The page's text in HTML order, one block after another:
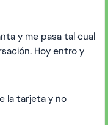
y me pasa tal cual
Hoy entro y
la tarjeta y no